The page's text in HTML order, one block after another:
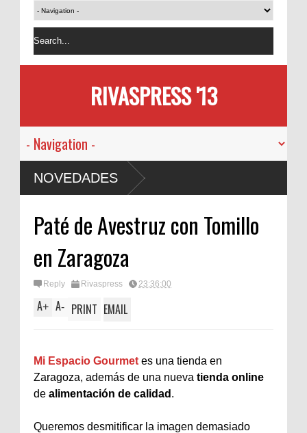
RIVASPRESS '13
NOVEDADES
Paté de Avestruz con Tomillo
en Zaragoza
Reply Rivaspress 23:36:00
A+ A- PRINT EMAIL
Mi Espacio Gourmet es una tienda en
Zaragoza, además de una nueva tienda online
de alimentación de calidad .
Queremos desmitificar la imagen demasiado